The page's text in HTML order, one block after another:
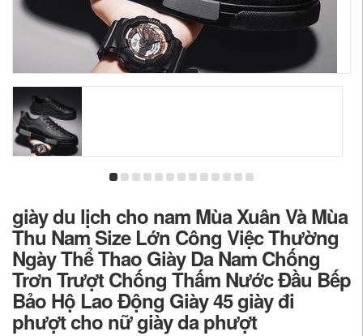
giày du lịch cho nam Mùa Xuân Và Mùa
Thu Nam Size Lớn Công Việc Thường
Ngày Thể Thao Giày Da Nam Chống
Trơn Trượt Chống Thấm Nước Đầu Bếp
Bảo Hộ Lao Động Giày 45 giày đi
phượt cho nữ giày da phượt